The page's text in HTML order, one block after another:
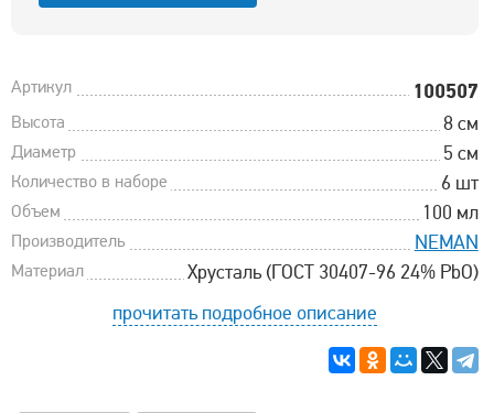
Артикул 100507
Высота 8 см
Диаметр 5 см
Количество в наборе 6 шт
Объем 100 мл
Производитель NEMAN
Материал
Хрусталь (ГОСТ 30407-96 24% PbO)
прочитать подробное описание